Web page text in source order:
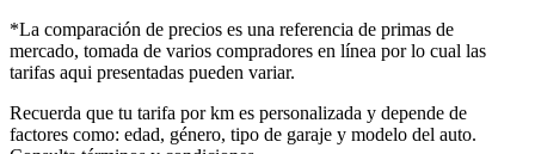
*La comparación de precios es una referencia de primas de
mercado, tomada de varios compradores en línea por lo cual las
tarifas aqui presentadas pueden variar.
Recuerda que tu tarifa por km es personalizada y depende de
factores como: edad, género, tipo de garaje y modelo del auto.